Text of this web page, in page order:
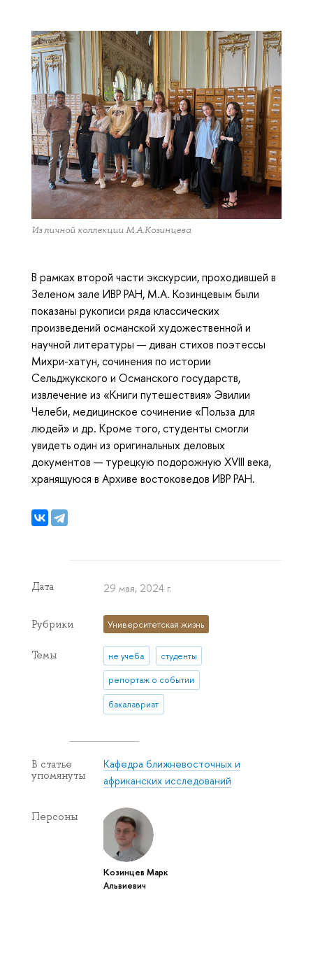
Из личной коллекции М.А.Козинцева
В рамках второй части экскурсии, проходившей в
Зеленом зале ИВР РАН, М.А. Козинцевым были
показаны рукописи ряда классических
произведений османской художественной и
научной литературы — диван стихов поэтессы
Михри-хатун, сочинения по истории
Сельджукского и Османского государств,
извлечение из «Книги путешествия» Эвилии
Челеби, медицинское сочинение «Польза для
людей» и др. Кроме того, студенты смогли
увидеть один из оригинальных деловых
документов — турецкую подорожную XVIII века,
хранящуюся в Архиве востоковедов ИВР РАН.
Дата 29 мая, 2024 г.
Рубрики Университетская жизнь
Темы не учеба студенты
репортаж о событии
бакалавриат
В статье
упомянуты
Кафедра ближневосточных и
африканских исследований
Персоны
Козинцев Марк
Альвиевич